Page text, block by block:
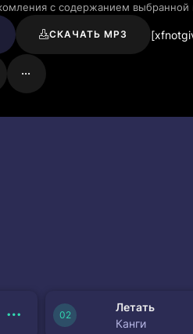
с содержанием выбранной
СКАЧАТЬ MP3
Летать
Канги